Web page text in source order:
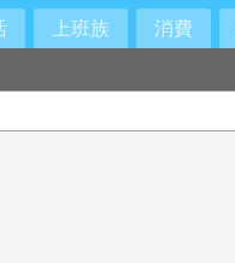
上班族 消費